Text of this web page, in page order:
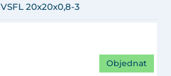
VSFL 20x20x0,8-3
Objednat